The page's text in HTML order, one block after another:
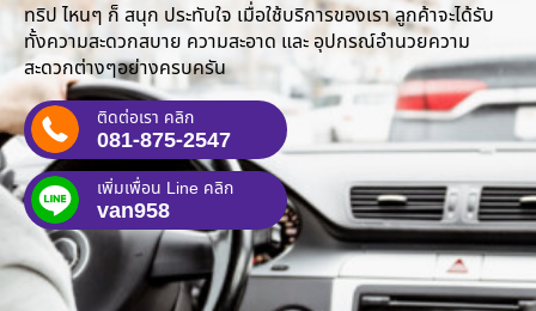
ทริป ไหนๆ ก็ สนุก ประทับใจ เมื่อใช้บริการของเรา ลูกค้าจะได้รับ
ทั้งความสะดวกสบาย ความสะอาด และ อุปกรณ์อำนวยความ
สะดวกต่างๆอย่างครบครัน
ติดต่อเรา คลิก
081-875-2547
เพิ่มเพื่อน Line คลิก
van958